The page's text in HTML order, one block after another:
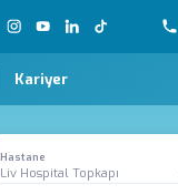
Kariyer
Hastane
Liv Hospital Topkapı